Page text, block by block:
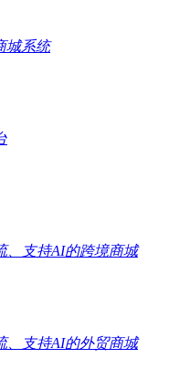
城系统
、支持AI的跨境商城
、支持AI的外贸商城